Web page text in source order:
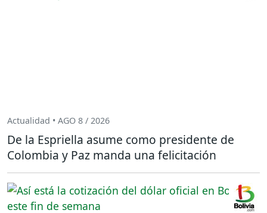
Actualidad • AGO 8 / 2026
De la Espriella asume como presidente de
Colombia y Paz manda una felicitación